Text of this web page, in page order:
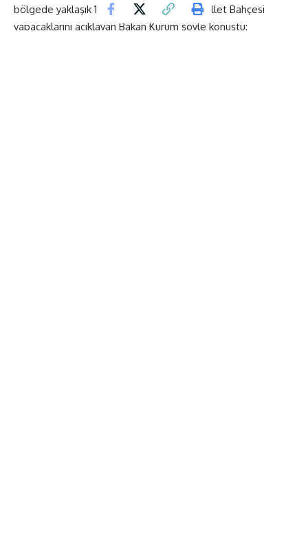
bölgede yaklaşık 14 milyon metrekarelik Millet Bahçesi
yapacaklarını açıklayan Bakan Kurum şöyle konuştu: